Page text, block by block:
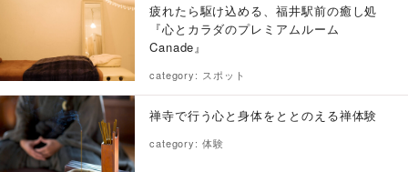
疲れたら駆け込める、福井駅前の癒し処
『心とカラダのプレミアムルーム
Canade』
category: スポット
禅寺で行う心と身体をととのえる禅体験
category: 体験